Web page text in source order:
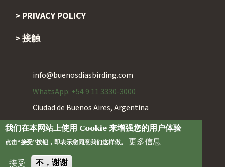
PRIVACY POLICY
接触
info@buenosdiasbirding.com
WhatsApp: +54 9 11 3330-3000
Ciudad de Buenos Aires, Argentina
Operador Responsable: Viajes Estival Tour SRL.
我们在本网站上使用 Cookie 来增强您的用户体验
点击“接受”按钮，即表示您同意我们这样做。
更多信息
接受
不，谢谢